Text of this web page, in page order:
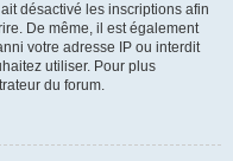
désactivé les inscriptions afin
De même, il est également
votre adresse IP ou interdit
utiliser. Pour plus
du forum.